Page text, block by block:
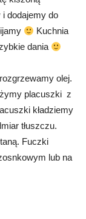
dodajemy do
Kuchnia
dania
olej.
placuszki z
kładziemy
tłuszczu.
Fuczki
lub na